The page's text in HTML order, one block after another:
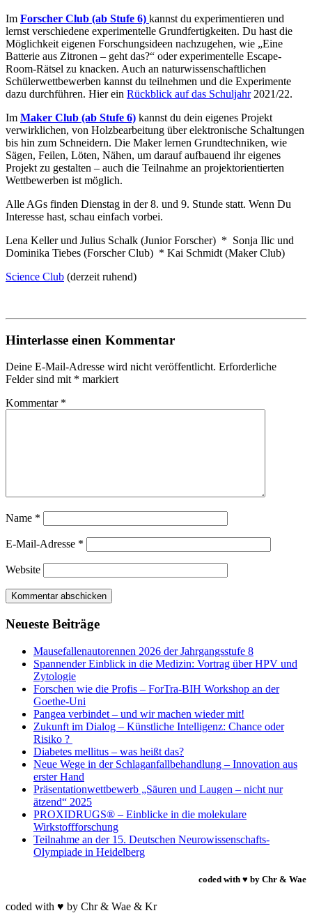
Im Forscher Club (ab Stufe 6) kannst du experimentieren und
lernst verschiedene experimentelle Grundfertigkeiten. Du hast die
Möglichkeit eigenen Forschungsideen nachzugehen, wie „Eine
Batterie aus Zitronen – geht das?“ oder experimentelle Escape-
Room-Rätsel zu knacken. Auch an naturwissenschaftlichen
Schülerwettbewerben kannst du teilnehmen und die Experimente
dazu durchführen. Hier ein Rückblick auf das Schuljahr2021/22.
Im Maker Club (ab Stufe 6) kannst du dein eigenes Projekt
verwirklichen, von Holzbearbeitung über elektronische Schaltungen
bis hin zum Schneidern. Die Maker lernen Grundtechniken, wie
Sägen, Feilen, Löten, Nähen, um darauf aufbauend ihr eigenes
Projekt zu gestalten – auch die Teilnahme an projektorientierten
Wettbewerben ist möglich.
Alle AGs finden Dienstag in der 8. und 9. Stunde statt. Wenn Du
Interesse hast, schau einfach vorbei.
Lena Keller und Julius Schalk (Junior Forscher) * Sonja Ilic und
Dominika Tiebes (Forscher Club) * Kai Schmidt (Maker Club)
Science Club (derzeit ruhend)
Hinterlasse einen Kommentar
Deine E-Mail-Adresse wird nicht veröffentlicht. Erforderliche
Felder sind mit * markiert
Kommentar *
Name *
E-Mail-Adresse *
Website
Neueste Beiträge
Mausefallenautorennen 2026 der Jahrgangsstufe 8
Spannender Einblick in die Medizin: Vortrag über HPV und
Zytologie
Forschen wie die Profis – ForTra-BIH Workshop an der
Goethe-Uni
Pangea verbindet – und wir machen wieder mit!
Zukunft im Dialog – Künstliche Intelligenz: Chance oder
Risiko ?
Diabetes mellitus – was heißt das?
Neue Wege in der Schlaganfallbehandlung – Innovation aus
erster Hand
Präsentationwettbewerb „Säuren und Laugen – nicht nur
ätzend“ 2025
PROXIDRUGS® – Einblicke in die molekulare
Wirkstoffforschung
Teilnahme an der 15. Deutschen Neurowissenschafts-
Olympiade in Heidelberg
coded with ♥ by Chr & Wae
coded with ♥ by Chr & Wae & Kr